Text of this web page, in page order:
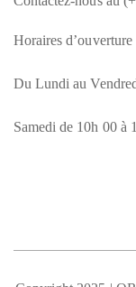
Horaires d’ouverture
Du Lundi au
Samedi de 10h 00 à